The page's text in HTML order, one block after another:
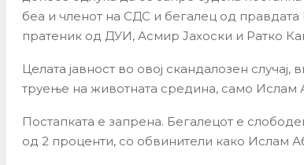
беа и членот на СДС и бегалец од
пратеник од ДУИ, Асмир Јахоски и Ратко
Целата јавност во овој скандалозен
труење на животната средина, само Ислам
Постапката е запрена. Бегалецот е
од 2 проценти, со обвинители како Ислам